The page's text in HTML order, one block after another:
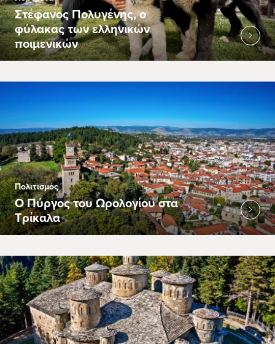
Στέφανος Πολυγένης, ο
φύλακας των ελληνικών
ποιμενικών
Πολιτισμός
Ο Πύργος του Ωρολογίου στα
Τρίκαλα